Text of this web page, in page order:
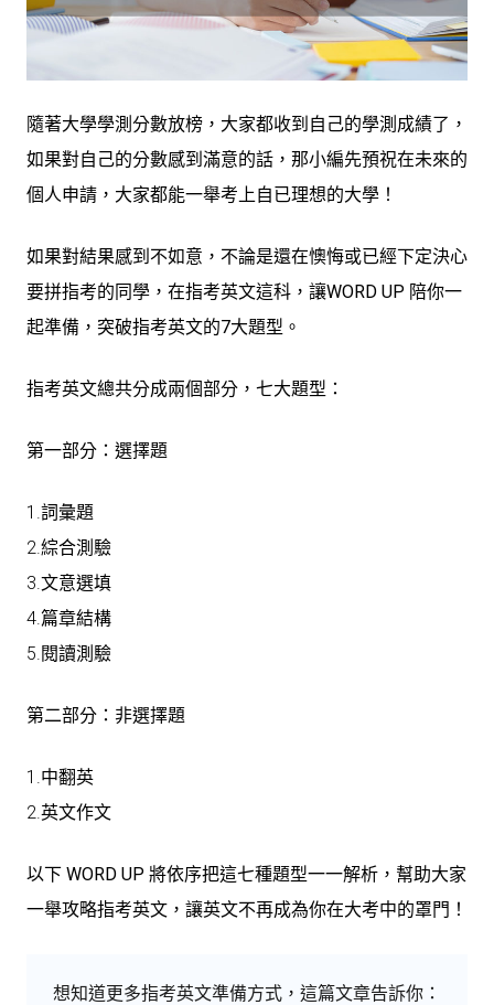
隨著大學學測分數放榜，大家都收到自己的學測成績了，
如果對自己的分數感到滿意的話，那小編先預祝在未來的
個人申請，大家都能一舉考上自已理想的大學！
如果對結果感到不如意，不論是還在懊悔或已經下定決心
要拼指考的同學，在指考英文這科，讓WORD UP 陪你一
起準備，突破指考英文的7大題型。
指考英文總共分成兩個部分 ， 七大題型：
第一部分：選擇題
1.詞彙題
2.綜合測驗
3.文意選填
4.篇章結構
5.閱讀測驗
第二部分：非選擇題
1.中翻英
2.英文作文
以下 WORD UP 將依序把這七種題型一一解析，幫助大家
一舉攻略指考英文，讓英文不再成為你在大考中的罩門！
想知道更多指考英文準備方式，這篇文章告訴你：